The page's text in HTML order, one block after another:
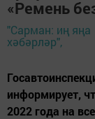
«Ремень
"Сарман: иң яңа
хәбәрләр",
информирует,
2022 года на